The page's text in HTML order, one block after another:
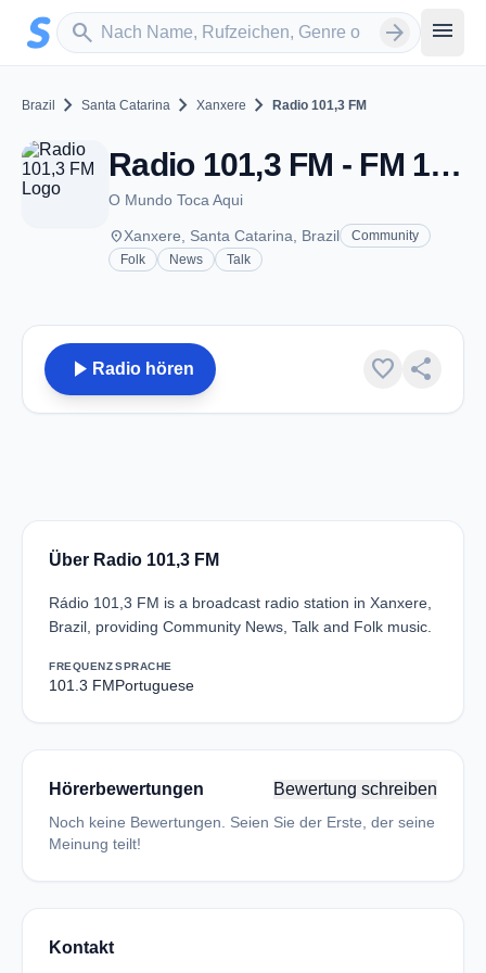
Zum Hauptinhalt springen
search
Sender suchen arrow_forward menu
Brazil chevron_right Santa Catarina chevron_right Xanxere chevron_right Radio 101,3 FM
Radio 101,3 FM - FM 101.3 - Xanxere
O Mundo Toca Aqui
placeXanxere, Santa Catarina, Brazil
Community
Folk
News Talk
play_arrow Radio hören favorite share
Über Radio 101,3 FM
Rádio 101,3 FM is a broadcast radio station in Xanxere,
Brazil, providing Community News, Talk and Folk music.
FREQUENZ
101.3 FM
SPRACHE
Portuguese
Hörerbewertungen Bewertung schreiben
Noch keine Bewertungen. Seien Sie der Erste, der seine
Meinung teilt!
Kontakt